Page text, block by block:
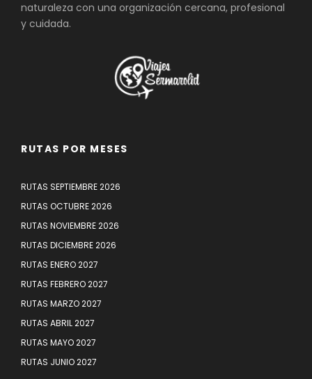
naturaleza con una organización cercana, profesional
y cuidada.
RUTAS POR MESES
RUTAS SEPTIEMBRE 2026
RUTAS OCTUBRE 2026
RUTAS NOVIEMBRE 2026
RUTAS DICIEMBRE 2026
RUTAS ENERO 2027
RUTAS FEBRERO 2027
RUTAS MARZO 2027
RUTAS ABRIL 2027
RUTAS MAYO 2027
RUTAS JUNIO 2027